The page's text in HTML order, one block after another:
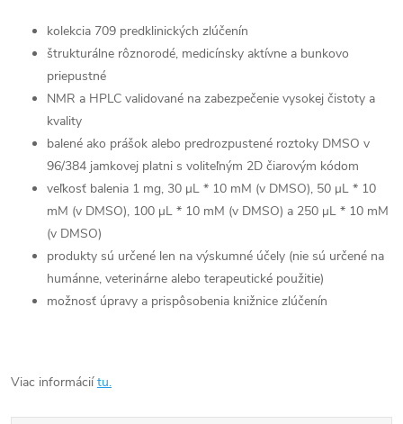
kolekcia 709 predklinických zlúčenín
štrukturálne rôznorodé, medicínsky aktívne a bunkovo
priepustné
NMR a HPLC validované na zabezpečenie vysokej čistoty a
kvality
balené ako prášok alebo predrozpustené roztoky DMSO v
96/384 jamkovej platni s voliteľným 2D čiarovým kódom
veľkosť balenia 1 mg, 30 μL * 10 mM (v DMSO), 50 μL * 10
mM (v DMSO), 100 μL * 10 mM (v DMSO) a 250 μL * 10 mM
(v DMSO)
produkty sú určené len na výskumné účely (nie sú určené na
humánne, veterinárne alebo terapeutické použitie)
možnosť úpravy a prispôsobenia knižnice zlúčenín
Viac informáciítu.